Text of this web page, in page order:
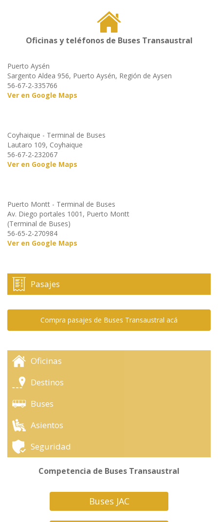
Oficinas y teléfonos de Buses Transaustral
Puerto Aysén
Sargento Aldea 956, Puerto Aysén, Región de Aysen
56-67-2-335766
Ver en Google Maps
Coyhaique - Terminal de Buses
Lautaro 109, Coyhaique
56-67-2-232067
Ver en Google Maps
Puerto Montt - Terminal de Buses
Av. Diego portales 1001, Puerto Montt
(Terminal de Buses)
56-65-2-270984
Ver en Google Maps
Pasajes
Compra pasajes de Buses Transaustral acá
Oficinas
Destinos
Buses
Asientos
Seguridad
Competencia de Buses Transaustral
Buses JAC